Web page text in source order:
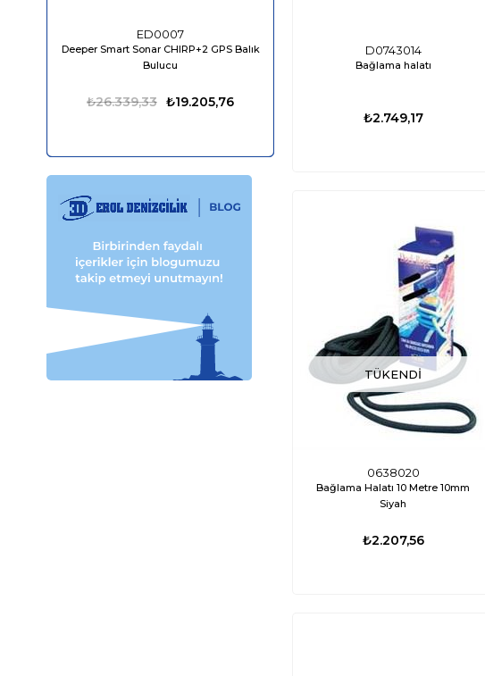
ED0007
Deeper Smart Sonar CHIRP+2 GPS Balık
Bulucu
₺19.205,76
₺26.339,33
Bluefin LED Piranha P3 Su Altı Lambası
1610 Lümen-Beyaz
D0743014
Bağlama halatı
₺2.749,17
TÜKENDI
0638020
Bağlama Halatı 10 Metre 10mm
Siyah
₺2.207,56